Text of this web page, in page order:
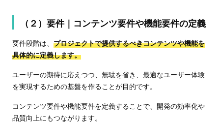
（２）要件｜コンテンツ要件や機能要件の定義
要件段階は、 プロジェクトで提供するべきコンテンツや機能を
具体的に定義します。
ユーザーの期待に応えつつ、無駄を省き、最適なユーザー体験
を実現するための基盤を作ることが目的です。
コンテンツ要件や機能要件を定義することで、開発の効率化や
品質向上にもつながります。